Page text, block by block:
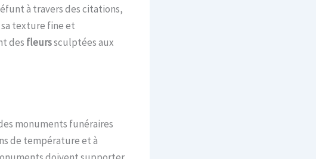
à travers des citations,
texture fine et
des fleurssculptées aux
monuments funéraires
de température et à